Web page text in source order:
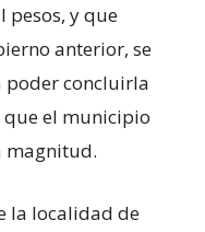
pesos, y que
anterior, se
poder concluirla
el municipio
magnitud.
la localidad de